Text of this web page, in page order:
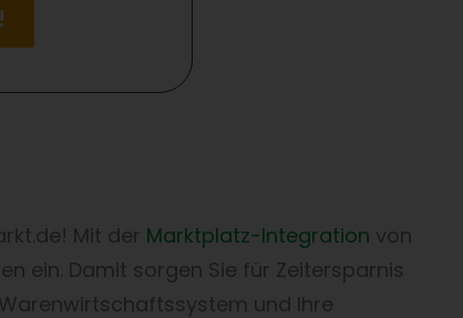
Mit der Marktplatz-Integration von
ein. Damit sorgen Sie für Zeitersparnis
und Ihre